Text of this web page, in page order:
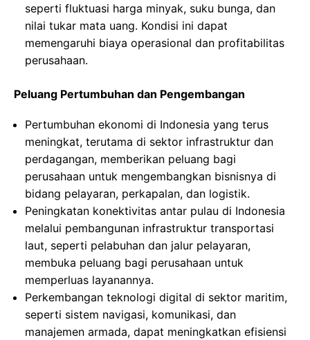
seperti fluktuasi harga minyak, suku bunga, dan
nilai tukar mata uang. Kondisi ini dapat
memengaruhi biaya operasional dan profitabilitas
perusahaan.
Peluang Pertumbuhan dan Pengembangan
Pertumbuhan ekonomi di Indonesia yang terus
meningkat, terutama di sektor infrastruktur dan
perdagangan, memberikan peluang bagi
perusahaan untuk mengembangkan bisnisnya di
bidang pelayaran, perkapalan, dan logistik.
Peningkatan konektivitas antar pulau di Indonesia
melalui pembangunan infrastruktur transportasi
laut, seperti pelabuhan dan jalur pelayaran,
membuka peluang bagi perusahaan untuk
memperluas layanannya.
Perkembangan teknologi digital di sektor maritim,
seperti sistem navigasi, komunikasi, dan
manajemen armada, dapat meningkatkan efisiensi